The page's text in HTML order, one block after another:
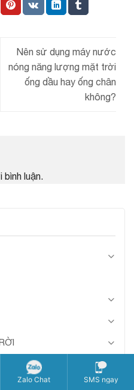
Nên sử dụng máy nước
nóng năng lượng mặt trời
ống dầu hay ống chân
không?
bình luận.
Zalo Chat SMS ngay